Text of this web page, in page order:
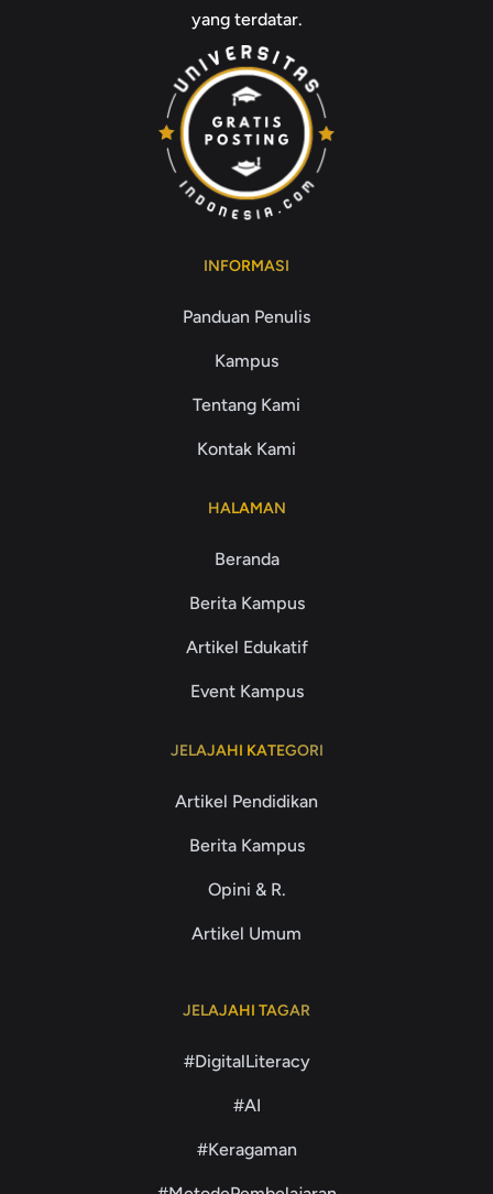
yang terdatar.
INFORMASI
Panduan Penulis
Kampus
Tentang Kami
Kontak Kami
HALAMAN
Beranda
Berita Kampus
Artikel Edukatif
Event Kampus
JELAJAHI KATEGORI
Artikel Pendidikan
Berita Kampus
Opini & R.
Artikel Umum
JELAJAHI TAGAR
#DigitalLiteracy
#AI
#Keragaman